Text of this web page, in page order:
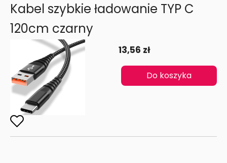
Kabel szybkie ładowanie TYP C
120cm czarny
13,56 zł
Do koszyka